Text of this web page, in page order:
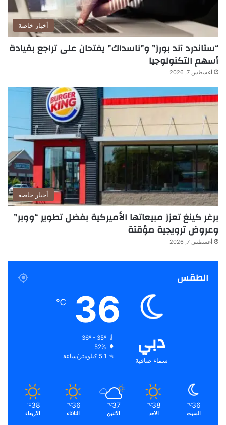
أخبار خاصة
“ستاندرد آند بورز” و”ناسداك” يفتحان على تراجع بقيادة
أسهم التكنولوجيا
أغسطس 7, 2026
أخبار خاصة
برغر كينغ تعزز مبيعاتها الأميركية بفضل تطوير “ووبر”
وعروض ترويجية مؤقتة
أغسطس 7, 2026
الطقس
دبي
سماء صافية
36
℃
36º - 35º
52%
5.1 كيلومتر/ساعة
36
℃
السبت
38
℃
الأحد
37
℃
الأثنين
36
℃
الثلاثاء
38
℃
الأربعاء